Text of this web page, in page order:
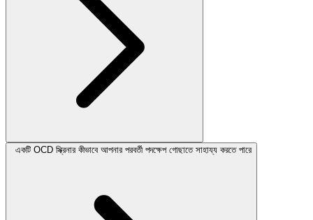
একটি OCD স্ক্রিনার কীভাবে আপনার পরবর্তী পদক্ষেপ গোছাতে সাহায্য করতে পারে